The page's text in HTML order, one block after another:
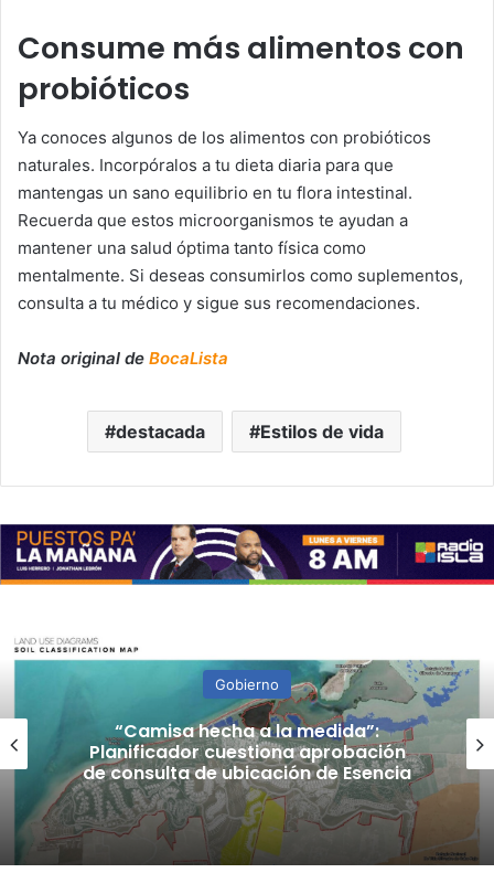
Consume más alimentos con
probióticos
Ya conoces algunos de los alimentos con probióticos
naturales. Incorpóralos a tu dieta diaria para que
mantengas un sano equilibrio en tu flora intestinal.
Recuerda que estos microorganismos te ayudan a
mantener una salud óptima tanto física como
mentalmente. Si deseas consumirlos como suplementos,
consulta a tu médico y sigue sus recomendaciones.
Nota original de BocaLista
destacada Estilos de vida
Gobierno
“Camisa hecha a la medida”:
Planificador cuestiona aprobación
de consulta de ubicación de Esencia